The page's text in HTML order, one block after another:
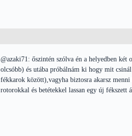
@azaki71: őszintén szólva én a helyedben két
olcsóbb) és utába próbálnám ki hogy mit
fékkarok között),vagyha biztosra akarsz
rotorokkal és betétekkel lassan egy új fékszett